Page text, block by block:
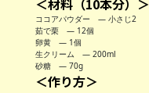
ココアパウダー ― 小さじ2
茹で栗 ― 12個
卵黄 ― 1個
生クリーム ― 200ml
砂糖 ― 70g
＜作り方＞